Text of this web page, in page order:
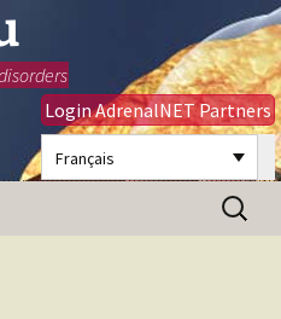
Login AdrenalNET Partners
Français